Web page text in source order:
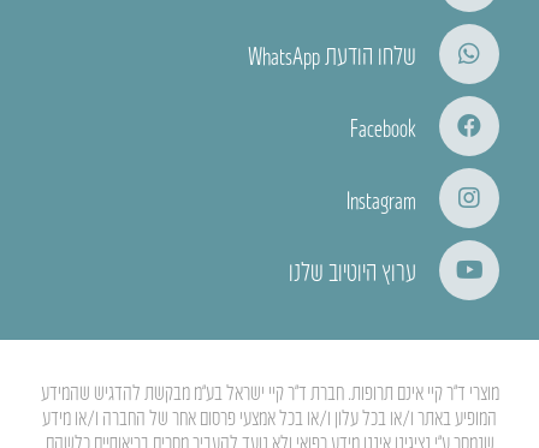
שלחו הודעת WhatsApp
Facebook
Instagram
ערוץ היוטיוב שלנו
מוצרי ד”ר קיי אינם תרופות. חברת ד”ר קיי ישראל בע”מ מבקשת להדגיש שהמידע
המופיע באתר ו/או בכל עלון ו/או בכל אמצעי פרסום אחר של החברה ו/או מידע
שנמסר ע”י נציגינו איננו מידע רפואי ולא נועד להעביר מסרים בריאותיים כלשהם